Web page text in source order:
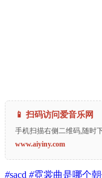
📱 扫码访问爱音乐网
手机扫描右侧二维码,随时
www.aiyiny.com
#sacd #霓裳曲是哪个